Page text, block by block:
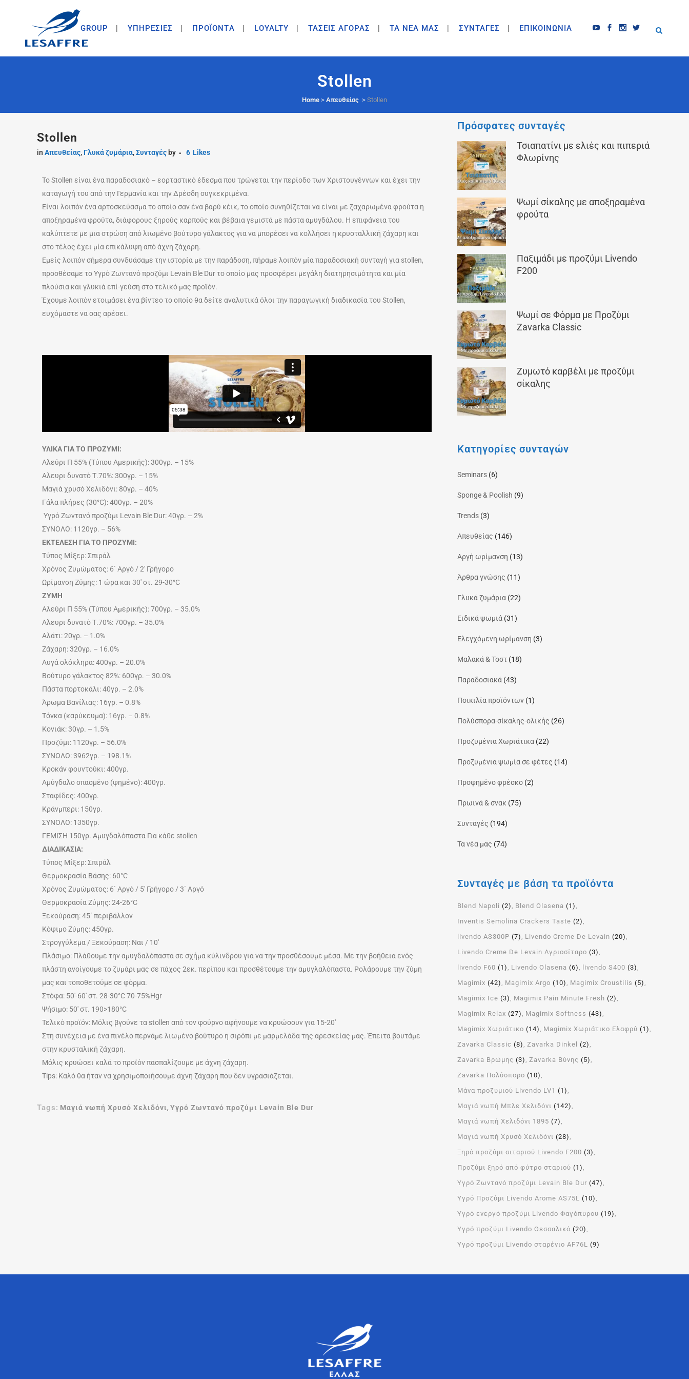
GROUP ΥΠΗΡΕΣΙΕΣ ΠΡΟΪΟΝΤA LOYALTY ΤΑΣΕΙΣ ΑΓΟΡΑΣ ΤΑ ΝΕΑ ΜΑΣ ΣΥΝΤΑΓΕΣ ΕΠΙΚΟΙΝΩΝΙΑ
Stollen
Home > Απευθείας > Stollen
Stollen
in Απευθείας,Γλυκά ζυμάρια,Συνταγές by 6 Likes
To Stollen είναι ένα παραδοσιακό – εορταστικό έδεσμα που τρώγεται την περίοδο των Χριστουγέννων και έχει την
καταγωγή του από την Γερμανία και την Δρέσδη συγκεκριμένα.
Είναι λοιπόν ένα αρτοσκεύασμα το οποίο σαν ένα βαρύ κέικ, το οποίο συνηθίζεται να είναι με ζαχαρωμένα φρούτα η
αποξηραμένα φρούτα, διάφορους ξηρούς καρπούς και βέβαια γεμιστά με πάστα αμυγδάλου. Η επιφάνεια του
καλύπτετε με μια στρώση από λιωμένο βούτυρο γάλακτος για να μπορέσει να κολλήσει η κρυσταλλική ζάχαρη και
στο τέλος έχει μία επικάλυψη από άχνη ζάχαρη.
Εμείς λοιπόν σήμερα συνδυάσαμε την ιστορία με την παράδοση, πήραμε λοιπόν μία παραδοσιακή συνταγή για stollen,
προσθέσαμε το Υγρό Ζωντανό προζύμι Levain Ble Dur το οποίο μας προσφέρει μεγάλη διατηρησιμότητα και μία
πλούσια και γλυκιά επί-γεύση στο τελικό μας προϊόν.
Έχουμε λοιπόν ετοιμάσει ένα βίντεο το οποίο θα δείτε αναλυτικά όλοι την παραγωγική διαδικασία του Stollen,
ευχόμαστε να σας αρέσει.
ΥΛΙΚΑ ΓΙΑ ΤΟ ΠΡΟΖΥΜΙ:
Αλεύρι Π 55% (Τύπου Αμερικής): 300γρ. – 15%
Αλευρι δυνατό Τ.70%: 300γρ. – 15%
Μαγιά χρυσό Χελιδόνι: 80γρ. – 40%
Γάλα πλήρες (30°C): 400γρ. – 20%
Υγρό Ζωντανό προζύμι Levain Ble Dur: 40γρ. – 2%
ΣΥΝΟΛΟ: 1120γρ. – 56%
ΕΚΤΕΛΕΣΗ ΓΙΑ ΤΟ ΠΡΟΖΥΜΙ:
Τύπος Μίξερ: Σπιράλ
Χρόνος Ζυμώματος: 6΄ Αργό / 2′ Γρήγορο
Ωρίμανση Ζύμης: 1 ώρα και 30′ στ. 29-30°C
ΖΥΜΗ
Αλεύρι Π 55% (Τύπου Αμερικής): 700γρ. – 35.0%
Αλευρι δυνατό Τ.70%: 700γρ. – 35.0%
Αλάτι: 20γρ. – 1.0%
Ζάχαρη: 320γρ. – 16.0%
Αυγά ολόκληρα: 400γρ. – 20.0%
Βούτυρο γάλακτος 82%: 600γρ. – 30.0%
Πάστα πορτοκάλι: 40γρ. – 2.0%
Άρωμα Βανίλιας: 16γρ. – 0.8%
Τόνκα (καρύκευμα): 16γρ. – 0.8%
Κονιάκ: 30γρ. – 1.5%
Προζύμι: 1120γρ. – 56.0%
ΣΥΝΟΛΟ: 3962γρ. – 198.1%
Κροκάν φουντούκι: 400γρ.
Αμύγδαλο σπασμένο (ψημένο): 400γρ.
Σταφίδες: 400γρ.
Κράνμπερι: 150γρ.
ΣΥΝΟΛΟ: 1350γρ.
ΓΕΜΙΣΗ 150γρ. Αμυγδαλόπαστα Για κάθε stollen
ΔΙΑΔΙΚΑΣΙΑ:
Τύπος Μίξερ: Σπιράλ
Θερμοκρασία Βάσης: 60°C
Χρόνος Ζυμώματος: 6΄ Αργό / 5′ Γρήγορο / 3΄ Αργό
Θερμοκρασία Ζύμης: 24-26°C
Ξεκούραση: 45΄ περιβάλλον
Κόψιμο Ζύμης: 450γρ.
Στρογγύλεμα / Ξεκούραση: Ναι / 10′
Πλάσιμο: Πλάθουμε την αμυγδαλόπαστα σε σχήμα κύλινδρου για να την προσθέσουμε μέσα. Με την βοήθεια ενός
πλάστη ανοίγουμε το ζυμάρι μας σε πάχος 2εκ. περίπου και προσθέτουμε την αμυγλαλόπαστα. Ρολάρουμε την ζύμη
μας και τοποθετούμε σε φόρμα.
Στόφα: 50′-60′ στ. 28-30°C 70-75%Hgr
Ψήσιμο: 50′ στ. 190>180°C
Τελικό προϊόν: Μόλις βγούνε τα stollen από τον φούρνο αφήνουμε να κρυώσουν για 15-20′
Στη συνέχεια με ένα πινέλο περνάμε λιωμένο βούτυρο η σιρόπι με μαρμελάδα της αρεσκείας μας. Έπειτα βουτάμε
στην κρυσταλική ζάχαρη.
Μόλις κρυώσει καλά το προϊόν πασπαλίζουμε με άχνη ζάχαρη.
Tips: Καλό θα ήταν να χρησιμοποιήσουμε άχνη ζάχαρη που δεν υγρασιάζεται.
Tags: Μαγιά νωπή Χρυσό Χελιδόνι, Υγρό Ζωντανό προζύμι Levain Ble Dur
Πρόσφατες συνταγές
Τσιαπατίνι με ελιές και πιπεριά
Φλωρίνης
Ψωμί σίκαλης με αποξηραμένα
φρούτα
Παξιμάδι με προζύμι Livendo
F200
Ψωμί σε Φόρμα με Προζύμι
Zavarka Classic
Ζυμωτό καρβέλι με προζύμι
σίκαλης
Κατηγορίες συνταγών
Seminars(6)
Sponge & Poolish (9)
Trends(3)
Απευθείας (146)
Αργή ωρίμανση (13)
Άρθρα γνώσης (11)
Γλυκά ζυμάρια (22)
Ειδικά ψωμιά (31)
Ελεγχόμενη ωρίμανση (3)
Μαλακά & Τοστ(18)
Παραδοσιακά (43)
Ποικιλία προϊόντων(1)
Πολύσπορα-σίκαλης-ολικής (26)
Προζυμένια Χωριάτικα (22)
Προζυμένια ψωμία σε φέτες (14)
Προψημένο φρέσκο(2)
Πρωινά & σνακ (75)
Συνταγές (194)
Τα νέα μας (74)
Συνταγές με βάση τα προϊόντα
Blend Napoli (2) Blend Olasena (1)
Inventis Semolina Crackers Taste (2)
livendo AS300P (7) Livendo Creme De Levain (20)
Livendo Creme De Levain Αγριοσίταρο (3)
livendo F60 (1) Livendo Olasena (6) livendo S400 (3)
Magimix (42) Magimix Argo (10) Magimix Croustilis (5)
Magimix Ice (3) Magimix Pain Minute Fresh (2)
Magimix Relax (27) Magimix Softness (43)
Magimix Χωριάτικο (14) Magimix Χωριάτικο Ελαφρύ (1)
Zavarka Classic (8) Zavarka Dinkel (2)
Zavarka Βρώμης (3) Zavarka Βύνης (5)
Zavarka Πολύσπορο (10)
Μάνα προζυμιού Livendo LV1 (1)
Μαγιά νωπή Μπλε Χελιδόνι (142)
Μαγιά νωπή Χελιδόνι 1895 (7)
Μαγιά νωπή Χρυσό Χελιδόνι (28)
Ξηρό προζύμι σιταριού Livendo F200 (3)
Προζύμι ξηρό από φύτρο σταριού (1)
Υγρό Ζωντανό προζύμι Levain Ble Dur (47)
Υγρό Προζύμι Livendo Arome ΑS75L (10)
Υγρό ενεργό προζύμι Livendo Φαγόπυρου (19)
Υγρό προζύμι Livendo Θεσσαλικό (20)
Υγρό προζύμι Livendo σταρένιο AF76L (9)